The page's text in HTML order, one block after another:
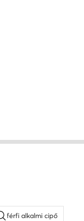
férfi alkalmi cipő